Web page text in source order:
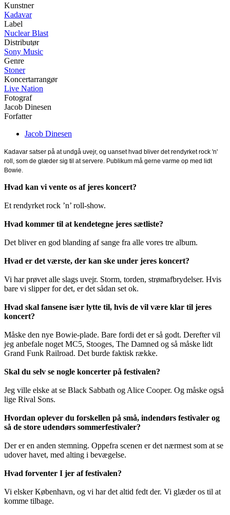
Kunstner
Kadavar
Label
Nuclear Blast
Distributør
Sony Music
Genre
Stoner
Koncertarrangør
Live Nation
Fotograf
Jacob Dinesen
Forfatter
Jacob Dinesen
Kadavar satser på at undgå uvejr, og uanset hvad bliver det rendyrket rock 'n'
roll, som de glæder sig til at servere. Publikum må gerne varme op med lidt
Bowie.
Hvad kan vi vente os af jeres koncert?
Et rendyrket rock ’n’ roll-show.
Hvad kommer til at kendetegne jeres sætliste?
Det bliver en god blanding af sange fra alle vores tre album.
Hvad er det værste, der kan ske under jeres koncert?
Vi har prøvet alle slags uvejr. Storm, torden, strømafbrydelser. Hvis
bare vi slipper for det, er det sådan set ok.
Hvad skal fansene især lytte til, hvis de vil være klar til jeres
koncert?
Måske den nye Bowie-plade. Bare fordi det er så godt. Derefter vil
jeg anbefale noget MC5, Stooges, The Damned og så måske lidt
Grand Funk Railroad. Det burde faktisk række.
Skal du selv se nogle koncerter på festivalen?
Jeg ville elske at se Black Sabbath og Alice Cooper. Og måske også
lige Rival Sons.
Hvordan oplever du forskellen på små, indendørs festivaler og
så de store udendørs sommerfestivaler?
Der er en anden stemning. Oppefra scenen er det nærmest som at se
udover havet, med alting i bevægelse.
Hvad forventer I jer af festivalen?
Vi elsker København, og vi har det altid fedt der. Vi glæder os til at
komme tilbage.